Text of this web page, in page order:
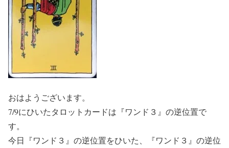
おはようございます。
7/9にひいたタロットカードは『ワンド３』の逆位置で
す。
今日『ワンド３』の逆位置をひいた、『ワンド３』の逆位